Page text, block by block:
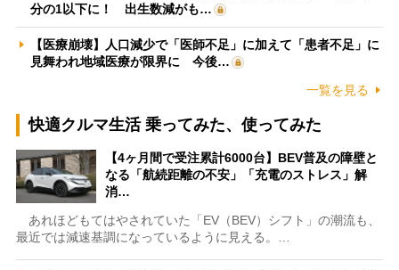
分の1以下に！ 出生数減がも…
【医療崩壊】人口減少で「医師不足」に加えて「患者不足」に
見舞われ地域医療が限界に 今後…
一覧を見る
快適クルマ生活 乗ってみた、使ってみた
【4ヶ月間で受注累計6000台】BEV普及の障壁と
なる「航続距離の不安」「充電のストレス」解
消…
あれほどもてはやされていた「EV（BEV）シフト」の潮流も、
最近では減速基調になっているように見える。…